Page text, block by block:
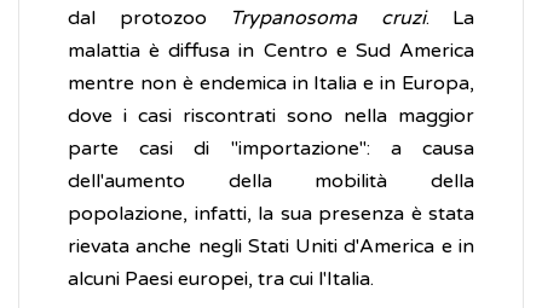
dal protozoo
Trypanosoma cruzi. La
malattia è diffusa in Centro e Sud America
mentre non è endemica in Italia e in Europa,
dove i casi riscontrati sono nella maggior
parte casi di "importazione": a causa
dell'aumento della mobilità della
popolazione, infatti, la sua presenza è stata
rievata anche negli Stati Uniti d'America e in
alcuni Paesi europei, tra cui l'Italia.